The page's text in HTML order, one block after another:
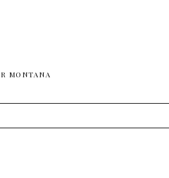
MONTANA